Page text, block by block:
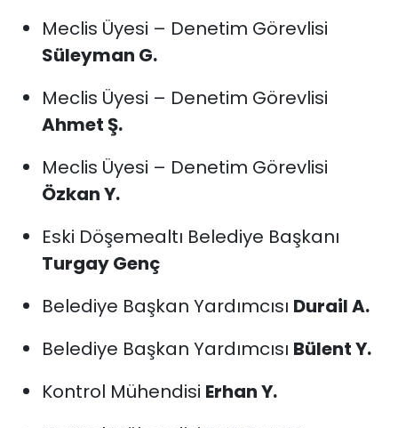
Meclis Üyesi – Denetim Görevlisi
Süleyman G.
Meclis Üyesi – Denetim Görevlisi
Ahmet Ş.
Meclis Üyesi – Denetim Görevlisi
Özkan Y.
Eski Döşemealtı Belediye Başkanı
Turgay Genç
Belediye Başkan Yardımcısı Durail A.
Belediye Başkan Yardımcısı Bülent Y.
Kontrol Mühendisi Erhan Y.